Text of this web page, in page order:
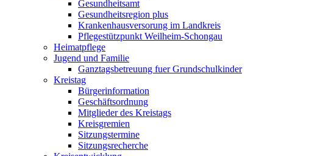
Gesundheitsamt
Gesundheitsregion plus
Krankenhausversorung im Landkreis
Pflegestützpunkt Weilheim-Schongau
Heimatpflege
Jugend und Familie
Ganztagsbetreuung fuer Grundschulkinder
Kreistag
Bürgerinformation
Geschäftsordnung
Mitglieder des Kreistags
Kreisgremien
Sitzungstermine
Sitzungsrecherche